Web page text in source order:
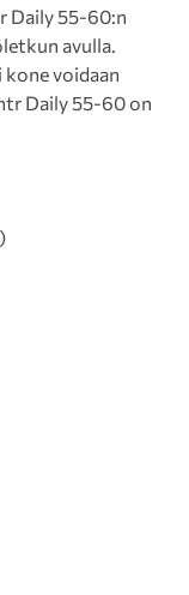
Daily 55-60:n
avulla.
kone voidaan
Daily 55-60 on